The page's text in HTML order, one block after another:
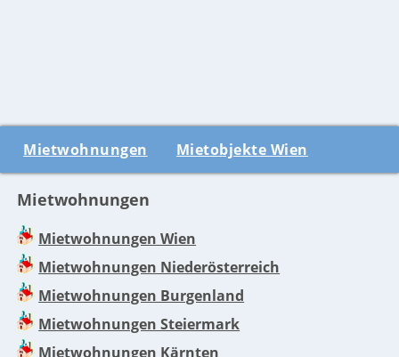
Mietwohnungen Mietobjekte Wien
Mietwohnungen
Mietwohnungen Wien
Mietwohnungen Niederösterreich
Mietwohnungen Burgenland
Mietwohnungen Steiermark
Mietwohnungen Kärnten